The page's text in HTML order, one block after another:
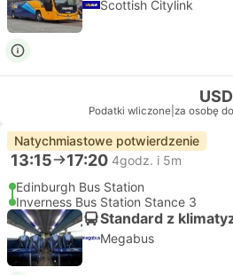
Scottish Citylink
Podatki wliczone za osobę
Natychmiastowe potwierdzenie
13:15 17:20 4godz. i 5m
Edinburgh Bus Station
Inverness Bus Station Stance 3
Standard z
Megabus